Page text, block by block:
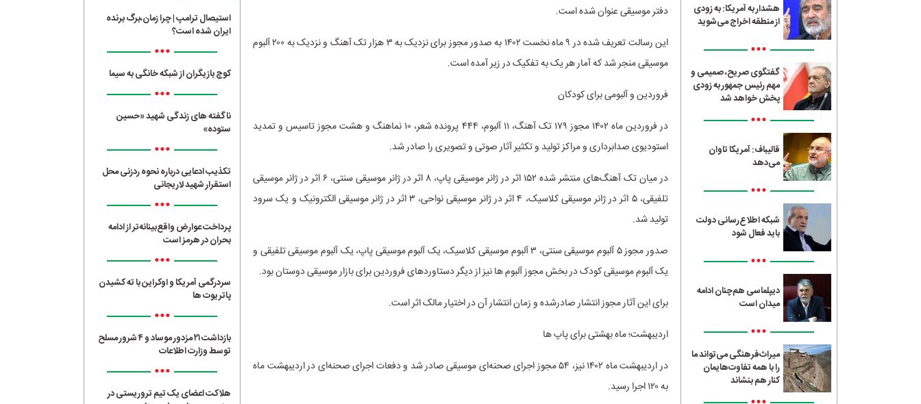
هشدار به آمریکا: به زودی
از منطقه اخراج می‌شوید
•••
گفتگوی صریح، صمیمی و
مهم رئیس جمهور به زودی
پخش خواهد شد
•••
قالیباف: آمریکا تاوان
می‌دهد
•••
شبکه اطلاع‌رسانی دولت
باید فعال شود
•••
دیپلماسی هم‌چنان ادامه
میدان است
•••
میراث‌فرهنگی می‌تواند ما
را با همه تفاوت‌هایمان
کنار هم بنشاند
دفتر موسیقی عنوان شده است.
این رسالت تعریف شده در ۹ ماه نخست ۱۴۰۲ به صدور مجوز برای نزدیک به ۳ هزار تک آهنگ و نزدیک به ۲۰۰ آلبوم
موسیقی منجر شد که آمار هر یک به تفکیک در زیر آمده است.
فروردین و آلبومی برای کودکان
در فروردین ماه ۱۴۰۲ مجوز ۱۷۹ تک آهنگ، ۱۱ آلبوم، ۴۴۴ پرونده شعر، ۱۰ نماهنگ و هشت مجوز تاسیس و تمدید
استودیوی صدابرداری و مراکز تولید و تکثیر آثار صوتی و تصویری را صادر شد.
در میان تک آهنگ‌های منتشر شده ۱۵۲ اثر در ژانر موسیقی پاپ، ۸ اثر در ژانر موسیقی سنتی، ۶ اثر در ژانر موسیقی
تلفیقی، ۵ اثر در ژانر موسیقی کلاسیک، ۴ اثر در ژانر موسیقی نواحی، ۳ اثر در ژانر موسیقی الکترونیک و یک سرود
تولید شد.
صدور مجوز ۵ آلبوم موسیقی سنتی، ۳ آلبوم موسیقی کلاسیک، یک آلبوم موسیقی پاپ، یک آلبوم موسیقی تلفیقی و
یک آلبوم موسیقی کودک در بخش مجوز آلبوم ها نیز از دیگر دستاوردهای فروردین برای بازار موسیقی دوستان بود.
برای این آثار مجوز انتشار صادرشده و زمان انتشار آن در اختیار مالک اثر است.
اردیبهشت؛ ماه بهشتی برای پاپ ها
در اردیبهشت ماه ۱۴۰۲ نیز، ۵۴ مجوز اجرای صحنه‌ای موسیقی صادر شد و دفعات اجرای صحنه‌ای در اردیبهشت ماه
به ۱۲۰ اجرا رسید.
استیصال ترامپ | چرا زمان،برگ برنده
ایران شده است؟
•••
کوچ بازیگران از شبکه خانگی به سیما
•••
ناگفته های زندگی شهید «حسین
ستوده»
•••
تکذیب ادعایی درباره نحوه ردزنی محل
استقرار شهید لاریجانی
•••
پرداخت عوارض واقع‌بینانه‌تر از ادامه
بحران در هرمز است
•••
سردرگمی آمریکا و اوکراین با ته کشیدن
پاتریوت ها
•••
بازداشت ۲۱ مزدور موساد و ۴ شرور مسلح
توسط وزارت اطلاعات
•••
هلاکت اعضای یک تیم تروریستی در